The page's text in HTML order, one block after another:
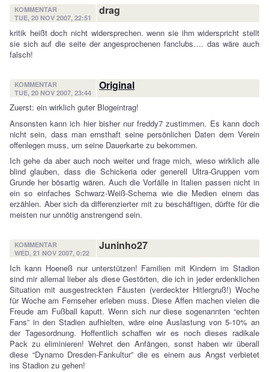
KOMMENTAR
TUE, 20 NOV 2007, 22:51
drag
kritik heißt doch nicht widersprechen. wenn sie ihm widerspricht stellt
sie sich auf die seite der angesprochenen fanclubs…. das wäre auch
falsch!
KOMMENTAR
TUE, 20 NOV 2007, 23:44
Original
Zuerst: ein wirklich guter Blogeintrag!
Ansonsten kann ich hier bisher nur freddy7 zustimmen. Es kann doch
nicht sein, dass man ernsthaft seine persönlichen Daten dem Verein
offenlegen muss, um seine Dauerkarte zu bekommen.
Ich gehe da aber auch noch weiter und frage mich, wieso wirklich alle
blind glauben, dass die Schickeria oder generell Ultra-Gruppen vom
Grunde her bösartig wären. Auch die Vorfälle in Italien passen nicht in
ein so einfaches Schwarz-Weiß-Schema wie die Medien einem das
erzählen. Aber sich da differenzierter mit zu beschäftigen, dürfte für die
meisten nur unnötig anstrengend sein.
KOMMENTAR
WED, 21 NOV 2007, 0:22
Juninho27
Ich kann Hoeneß nur unterstützen! Familien mit Kindern im Stadion
sind mir allemal lieber als diese Gestörten, die ich in jeder erdenklichen
Situation mit ausgestreckten Fäusten (verdeckter Hitlergruß!) Woche
für Woche am Fernseher erleben muss. Diese Affen machen vielen die
Freude am Fußball kaputt. Wenn sich nur diese sogenannten “echten
Fans” in den Stadien aufhielten, wäre eine Auslastung von 5-10% an
der Tagesordnung. Hoffentlich schaffen wir es noch dieses radikale
Pack zu eliminieren! Wehret den Anfängen, sonst haben wir überall
diese “Dynamo Dresden-Fankultur” die es einem aus Angst verbietet
ins Stadion zu gehen!